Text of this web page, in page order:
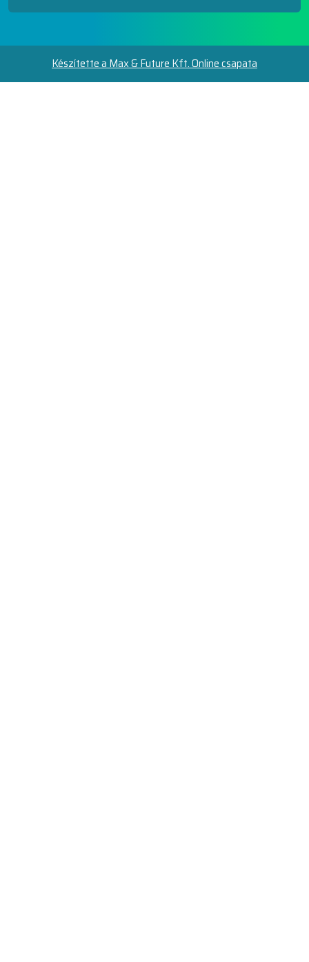
Készítette a Max & Future Kft. Online csapata